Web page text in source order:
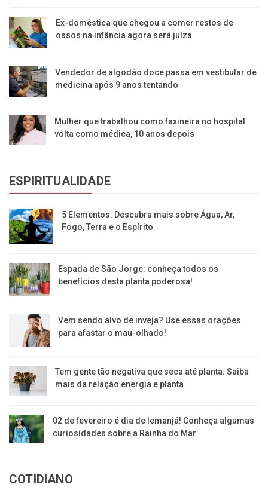
Ex-doméstica que chegou a comer restos de
ossos na infância agora será juíza
Vendedor de algodão doce passa em vestibular de
medicina após 9 anos tentando
Mulher que trabalhou como faxineira no hospital
volta como médica, 10 anos depois
ESPIRITUALIDADE
5 Elementos: Descubra mais sobre Água, Ar,
Fogo, Terra e o Espírito
Espada de São Jorge: conheça todos os
benefícios desta planta poderosa!
Vem sendo alvo de inveja? Use essas orações
para afastar o mau-olhado!
Tem gente tão negativa que seca até planta. Saiba
mais da relação energia e planta
02 de fevereiro é dia de Iemanjá! Conheça algumas
curiosidades sobre a Rainha do Mar
COTIDIANO